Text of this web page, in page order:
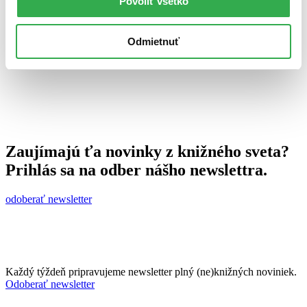
Odmietnuť
Zaujímajú ťa novinky z knižného sveta?
Prihlás sa na odber nášho newslettra.
odoberať newsletter
Každý týždeň pripravujeme newsletter plný (ne)knižných noviniek.
Odoberať newsletter